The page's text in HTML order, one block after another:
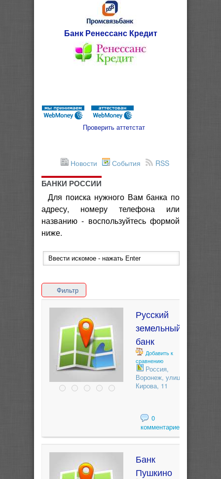
Банк Ренессанс Кредит
Проверить аттетстат
RSS
События
Новости
БАНКИ РОССИИ
Для поиска нужного Вам банка по
адресу, номеру телефона или
названию - воспользуйтесь формой
ниже.
Фильтр
Русский
земельный
банк
Добавить к
сравнению
Россия,
Воронеж, улица
Кирова, 11
0
комментариев
Банк
Пушкино